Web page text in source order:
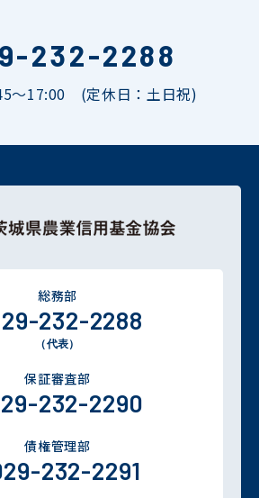
232-2288
～17:00 (定休日：土日祝)
総務部
232-2288
（代表）
保証審査部
232-2290
債権管理部
232-2291